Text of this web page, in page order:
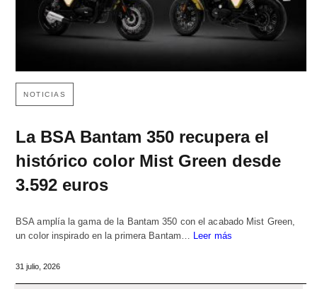
NOTICIAS
La BSA Bantam 350 recupera el
histórico color Mist Green desde
3.592 euros
BSA amplía la gama de la Bantam 350 con el acabado Mist Green,
un color inspirado en la primera Bantam…
Leer más
31 julio, 2026